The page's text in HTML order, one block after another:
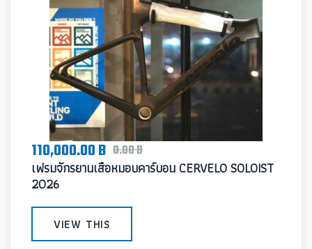
110,000.00 B 0.00 B
เฟรมจักรยานเสือหมอบคาร์บอน CERVELO SOLOIST
2026
VIEW THIS